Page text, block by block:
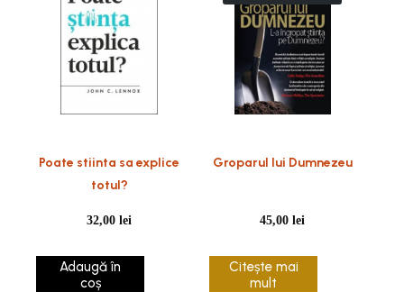
Poate stiinta sa explice
totul?
32,00lei
Adaugă în
coș
Groparul lui Dumnezeu
45,00lei
Citește mai
mult